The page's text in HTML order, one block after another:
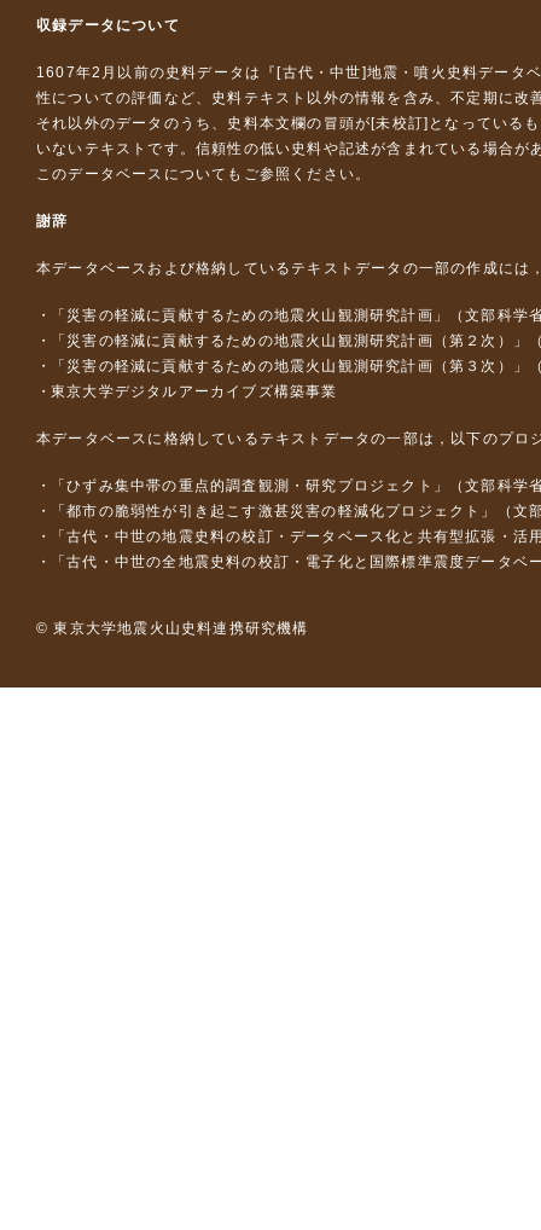
収録データについて
1607年2月以前の史料データは『 [古代・中世]地震・噴火史料データ
性についての評価など、史料テキスト以外の情報を含み、不定期に改
それ以外のデータのうち、史料本文欄の冒頭が[未校訂]となっている
いないテキストです。信頼性の低い史料や記述が含まれている場合が
このデータベースについて もご参照ください。
謝辞
本データベースおよび格納しているテキストデータの一部の作成には
「災害の軽減に貢献するための地震火山観測研究計画」（文部科学
「災害の軽減に貢献するための地震火山観測研究計画（第２次）」
「災害の軽減に貢献するための地震火山観測研究計画（第３次）」
東京大学デジタルアーカイブズ構築事業
本データベースに格納しているテキストデータの一部は，以下のプロ
「ひずみ集中帯の重点的調査観測・研究プロジェクト」（文部科
「都市の脆弱性が引き起こす激甚災害の軽減化プロジェクト」（
「古代・中世の地震史料の校訂・データベース化と共有型拡張・
「古代・中世の全地震史料の校訂・電子化と国際標準震度データ
© 東京大学地震火山史料連携研究機構